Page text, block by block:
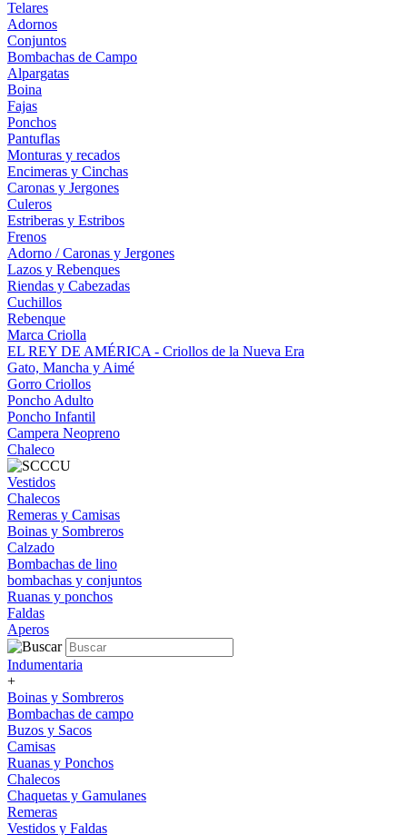
Telares
Adornos
Conjuntos
Bombachas de Campo
Alpargatas
Boina
Fajas
Ponchos
Pantuflas
Monturas y recados
Encimeras y Cinchas
Caronas y Jergones
Culeros
Estriberas y Estribos
Frenos
Adorno / Caronas y Jergones
Lazos y Rebenques
Riendas y Cabezadas
Cuchillos
Rebenque
Marca Criolla
EL REY DE AMÉRICA - Criollos de la Nueva Era
Gato, Mancha y Aimé
Gorro Criollos
Poncho Adulto
Poncho Infantil
Campera Neopreno
Chaleco
Vestidos
Chalecos
Remeras y Camisas
Boinas y Sombreros
Calzado
Bombachas de lino
bombachas y conjuntos
Ruanas y ponchos
Faldas
Aperos
Indumentaria
+
Boinas y Sombreros
Bombachas de campo
Buzos y Sacos
Camisas
Ruanas y Ponchos
Chalecos
Chaquetas y Gamulanes
Remeras
Vestidos y Faldas